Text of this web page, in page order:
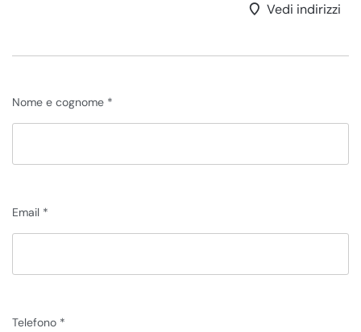
Vedi indirizzi
Nome e cognome
Email
Telefono